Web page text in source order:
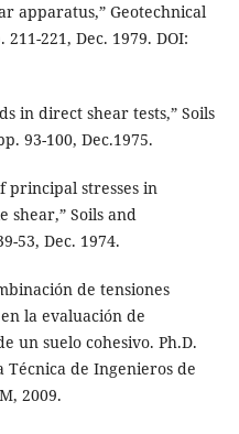
apparatus,” Geotechnical
221, Dec. 1979. DOI:
in direct shear tests,” Soils
93-100, Dec.1975.
principal stresses in
Soils and
53, Dec. 1974.
de tensiones
la evaluación de
un suelo cohesivo. Ph.D.
Técnica de Ingenieros de
2009.